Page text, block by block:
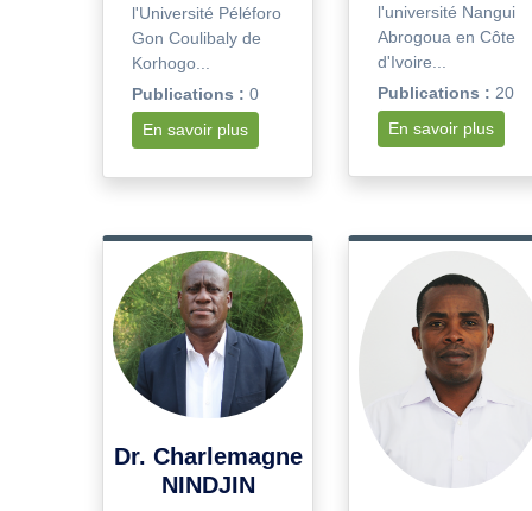
l'Université Péléforo
Gon Coulibaly de
Korhogo...
Publications : 0
En savoir plus
l'université Nangui
Abrogoua en Côte
d'Ivoire...
Publications : 20
En savoir plus
Dr. Charlemagne
NINDJIN